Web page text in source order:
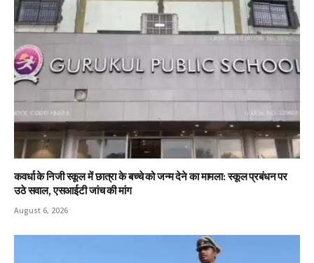
कवर्धा के निजी स्कूल में छात्रा के बच्चे को जन्म देने का मामला: स्कूल प्रबंधन पर
उठे सवाल, एसआईटी जांच की मांग
August 6, 2026